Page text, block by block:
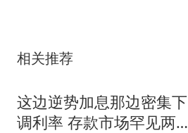
相关推荐
这边逆势加息那边密集下
调利率 存款市场罕见两极